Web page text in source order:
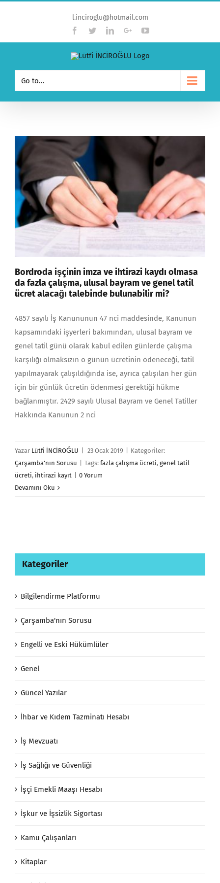
l.inciroglu@hotmail.com
Facebook
TwitterLinkedinGoogle+YouTube
Go to...
Bordroda işçinin imza ve ihtirazi kaydı olmasa
da fazla çalışma, ulusal bayram ve genel tatil
ücret alacağı talebinde bulunabilir mi?
4857 sayılı İş Kanununun 47 nci maddesinde, Kanunun
kapsamındaki işyerleri bakımından, ulusal bayram ve
genel tatil günü olarak kabul edilen günlerde çalışma
karşılığı olmaksızın o günün ücretinin ödeneceği, tatil
yapılmayarak çalışıldığında ise, ayrıca çalışılan her gün
için bir günlük ücretin ödenmesi gerektiği hükme
bağlanmıştır. 2429 sayılı Ulusal Bayram ve Genel Tatiller
Hakkında Kanunun 2 nci
Yazar Lütfi İNCİROĞLU 23 Ocak 2019
Kategoriler:
Çarşamba'nın Sorusu
Tags: fazla çalışma ücreti, genel tatil
ücreti, ihtirazi kayıt
0 Yorum
Devamını Oku
Kategoriler
Bilgilendirme Platformu
Çarşamba'nın Sorusu
Engelli ve Eski Hükümlüler
Genel
Güncel Yazılar
İhbar ve Kıdem Tazminatı Hesabı
İş Mevzuatı
İş Sağlığı ve Güvenliği
İşçi Emekli Maaşı Hesabı
İşkur ve İşsizlik Sigortası
Kamu Çalışanları
Kitaplar